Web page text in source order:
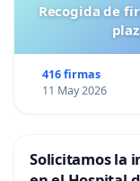
Recogida de
416 firmas
11 May 2026
Solicitamos la